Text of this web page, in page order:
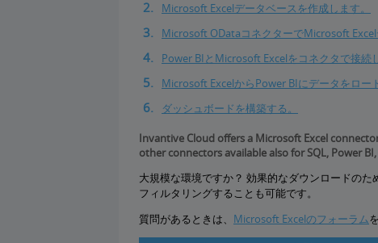
Microsoft Excelデータベースを作成します。
Microsoft ODataコネクターでMicrosoft Excel
Power BIとMicrosoft Excelをコネクタで接続
Microsoft ExcelからPower BIにデータをロー
ダッシュボードを構築する。
Invantive Cloud offers a Microsoft Excel
other connectors available also for SQL, Power
大規模な環境ですか？ 効果的なダウンロードの
フィルタリングすることも可能です。
質問があるときは、 Microsoft Excelのフォーラム